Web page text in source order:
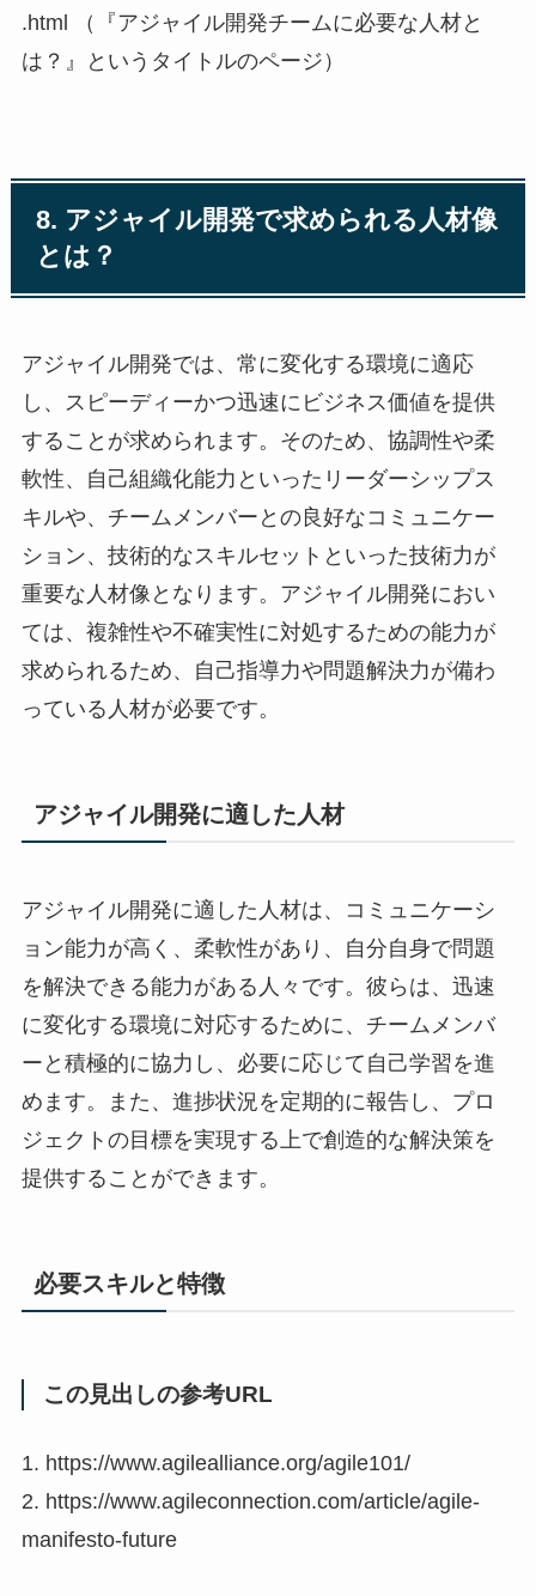
.html （『アジャイル開発チームに必要な人材と
は？』というタイトルのページ）
8. アジャイル開発で求められる人材像
とは？
アジャイル開発では、常に変化する環境に適応
し、スピーディーかつ迅速にビジネス価値を提供
することが求められます。そのため、協調性や柔
軟性、自己組織化能力といったリーダーシップス
キルや、チームメンバーとの良好なコミュニケー
ション、技術的なスキルセットといった技術力が
重要な人材像となります。アジャイル開発におい
ては、複雑性や不確実性に対処するための能力が
求められるため、自己指導力や問題解決力が備わ
っている人材が必要です。
アジャイル開発に適した人材
アジャイル開発に適した人材は、コミュニケーシ
ョン能力が高く、柔軟性があり、自分自身で問題
を解決できる能力がある人々です。彼らは、迅速
に変化する環境に対応するために、チームメンバ
ーと積極的に協力し、必要に応じて自己学習を進
めます。また、進捗状況を定期的に報告し、プロ
ジェクトの目標を実現する上で創造的な解決策を
提供することができます。
必要スキルと特徴
この見出しの参考URL
1. https://www.agilealliance.org/agile101/
2. https://www.agileconnection.com/article/agile-
manifesto-future